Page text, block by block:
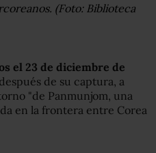
(Foto: Biblioteca
el 23 de diciembre de
de su captura, a
"de Panmunjom, una
en la frontera entre Corea